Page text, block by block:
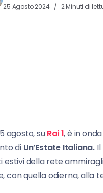
25 Agosto 2024 2 Minuti di
agosto, suRai 1, è in
di Un’Estate Italiana.
estivi della rete
con quella odierna, alla